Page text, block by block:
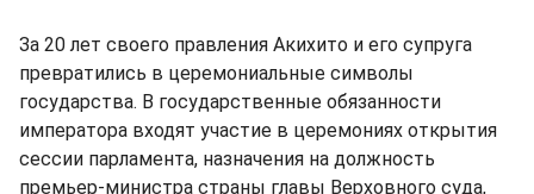
За 20 лет своего правления Акихито и его супруга
превратились в церемониальные символы
государства. В государственные обязанности
императора входят участие в церемониях открытия
сессии парламента, назначения на должность
премьер-министра страны главы Верховного суда,